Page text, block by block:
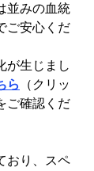
並みの血統
ご安心くだ
が生じまし
ら （クリッ
ご確認くだ
おり、スペ